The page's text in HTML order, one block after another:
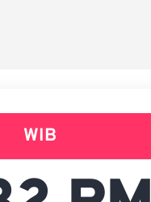
WIB